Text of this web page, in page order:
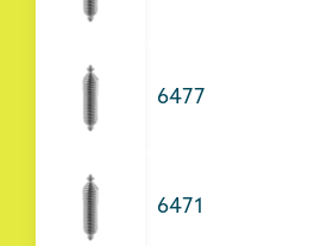
6477
6471